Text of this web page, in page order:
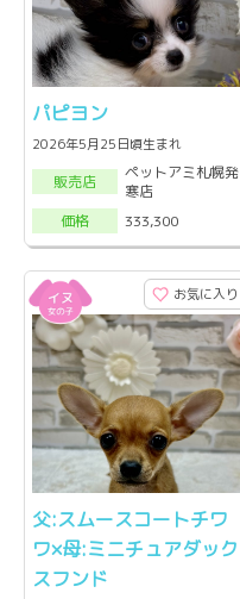
パピヨン
2026年5月25日頃生まれ
販売店
ペットアミ札幌発
寒店
価格
333,300
お気に入り
父:スムースコートチワ
ワ×母:ミニチュアダック
スフンド